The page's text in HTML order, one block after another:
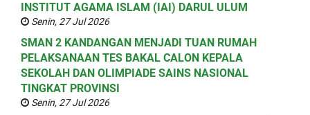
INSTITUT AGAMA ISLAM (IAI) DARUL ULUM
Senin, 27 Jul 2026
SMAN 2 KANDANGAN MENJADI TUAN RUMAH
PELAKSANAAN TES BAKAL CALON KEPALA
SEKOLAH DAN OLIMPIADE SAINS NASIONAL
TINGKAT PROVINSI
Senin, 27 Jul 2026